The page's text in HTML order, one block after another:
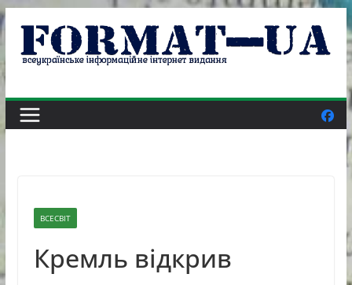
Skip
content
ВСЕСВІТ
Кремль відкрив